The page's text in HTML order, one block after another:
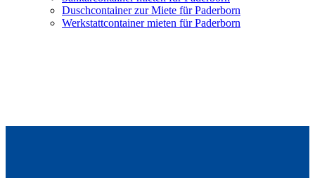
Duschcontainer zur Miete für Paderborn
Werkstattcontainer mieten für Paderborn